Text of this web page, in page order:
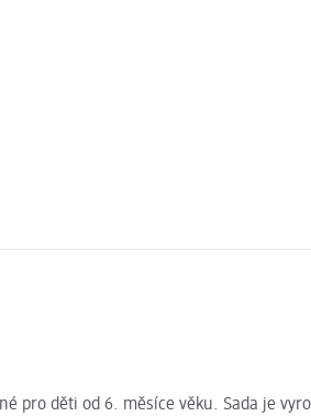
pro děti od 6. měsíce věku. Sada je